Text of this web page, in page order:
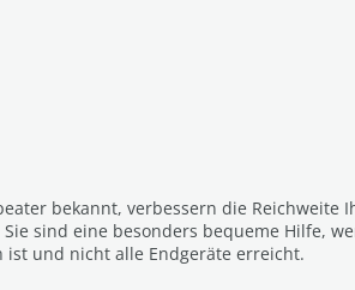
bekannt, verbessern die Reichweite
sind eine besonders bequeme Hilfe,
ist und nicht alle Endgeräte erreicht.